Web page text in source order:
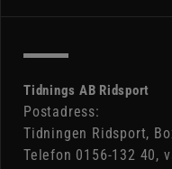
Tidnings AB Ridsport
Postadress:
Tidningen Ridsport,
Telefon 0156-132 40,